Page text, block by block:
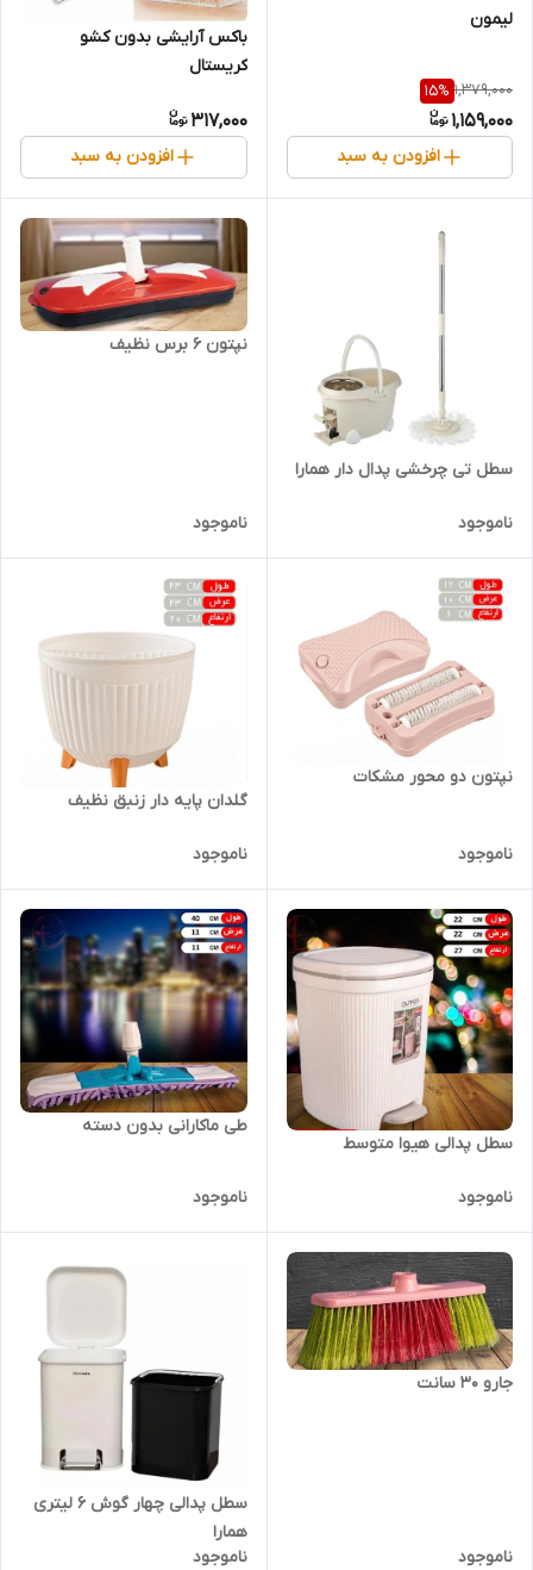
لیمون
1,379,000
15%
1,159,000
افزودن به سبد
باکس آرایشی بدون کشو
کریستال
317,000
افزودن به سبد
سطل تی چرخشی پدال دار همارا
ناموجود
نپتون 6 برس نظیف
ناموجود
نپتون دو محور مشکات
ناموجود
گلدان پایه دار زنبق نظیف
ناموجود
سطل پدالی هیوا متوسط
ناموجود
طی ماکارانی بدون دسته
ناموجود
جارو 30 سانت
ناموجود
سطل پدالی چهار گوش 6 لیتری
همارا
ناموجود